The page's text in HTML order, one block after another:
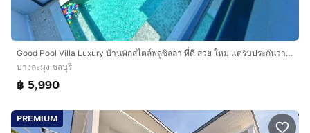
Good Pool Villa Luxury บ้านพักสไตล์พลูซิลล่า ที่ดี สวย ใหม่ แต่รับประกันว่าเต็มระบบสายบันเทิง
บางละมุง ชลบุรี
฿ 5,990
PREMIUM